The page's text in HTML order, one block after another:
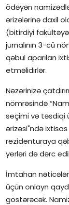
ödəyən
ərizələrinə daxil
(bitirdiyi
jurnalının 3-cü
qəbul aparılan
etməlidirlər.
Nəzərinizə
nömrəsində
seçimi və təsdiqi
ərizəsi"ndə
rezidenturaya
yerləri də dərc
İmtahan
üçün onlayn
göstərəcək.